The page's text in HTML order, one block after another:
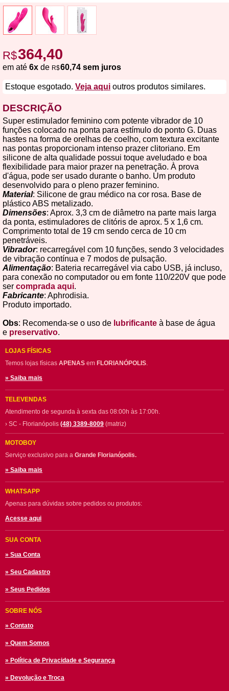
R$364,40
em até 6x de R$60,74 sem juros
Estoque esgotado. Veja aqui outros produtos similares.
DESCRIÇÃO
Super estimulador feminino com potente vibrador de 10
funções colocado na ponta para estímulo do ponto G. Duas
hastes na forma de orelhas de coelho, com textura excitante
nas pontas proporcionam intenso prazer clitoriano. Em
silicone de alta qualidade possui toque aveludado e boa
flexibilidade para maior prazer na penetração. À prova
d'água, pode ser usado durante o banho. Um produto
desenvolvido para o pleno prazer feminino.
Material: Silicone de grau médico na cor rosa. Base de
plástico ABS metalizado.
Dimensões: Aprox. 3,3 cm de diâmetro na parte mais larga
da ponta, estimuladores de clitóris de aprox. 5 x 1,6 cm.
Comprimento total de 19 cm sendo cerca de 10 cm
penetráveis.
Vibrador: recarregável com 10 funções, sendo 3 velocidades
de vibração contínua e 7 modos de pulsação.
Alimentação: Bateria recarregável via cabo USB, já incluso,
para conexão no computador ou em fonte 110/220V que pode
ser comprada aqui.
Fabricante: Aphrodisia.
Produto importado.
Obs: Recomenda-se o uso de lubrificante à base de água
e preservativo.
LOJAS FÍSICAS
Temos lojas físicas APENAS em FLORIANÓPOLIS
» Saiba mais
TELEVENDAS
Atendimento de segunda à sexta das 08:00h às 17:00h.
› SC - Florianópolis (48) 3389-8009 (matriz)
MOTOBOY
Serviço exclusivo para a Grande Florianópolis.
» Saiba mais
WHATSAPP
Apenas para dúvidas sobre pedidos ou produtos:
Acesse aqui
SUA CONTA
» Sua Conta
» Seu Cadastro
» Seus Pedidos
SOBRE NÓS
» Contato
» Quem Somos
» Política de Privacidade e Segurança
» Devolução e Troca